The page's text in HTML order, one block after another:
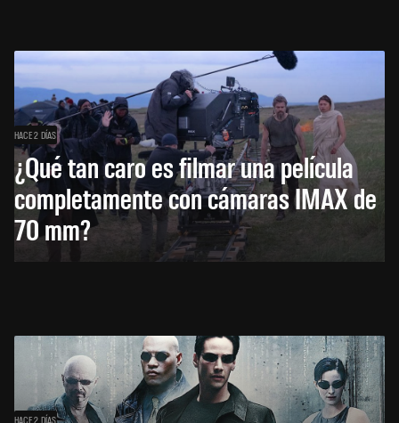
HACE 2 DÍAS
¿Qué tan caro es filmar una película
completamente con cámaras IMAX de
70 mm?
HACE 2 DÍAS